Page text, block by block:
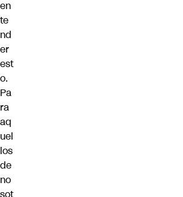
en
te
nd
er
est
o.
Pa
ra
aq
uel
los
de
no